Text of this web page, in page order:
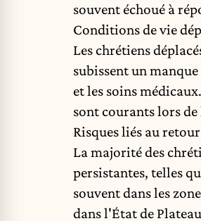
souvent échoué à
Conditions de vie
Les chrétiens
subissent un
et les soins
sont courants lors
Risques liés au retour
La majorité des
persistantes, telles
souvent dans les
dans l'État de